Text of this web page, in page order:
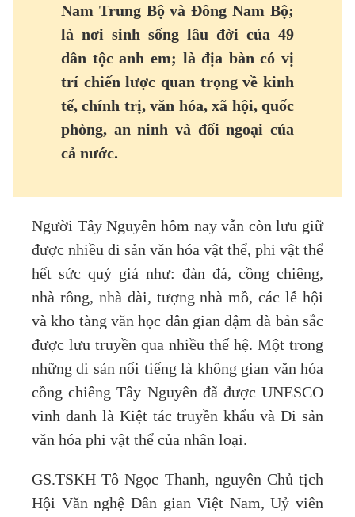
Nam Trung Bộ và Đông Nam Bộ;
là nơi sinh sống lâu đời của 49
dân tộc anh em; là địa bàn có vị
trí chiến lược quan trọng về kinh
tế, chính trị, văn hóa, xã hội, quốc
phòng, an ninh và đối ngoại của
cả nước.
Người Tây Nguyên hôm nay vẫn còn lưu giữ
được nhiều di sản văn hóa vật thể, phi vật thể
hết sức quý giá như: đàn đá, cồng chiêng,
nhà rông, nhà dài, tượng nhà mồ, các lễ hội
và kho tàng văn học dân gian đậm đà bản sắc
được lưu truyền qua nhiều thế hệ. Một trong
những di sản nổi tiếng là không gian văn hóa
cồng chiêng Tây Nguyên đã được UNESCO
vinh danh là Kiệt tác truyền khẩu và Di sản
văn hóa phi vật thể của nhân loại.
GS.TSKH Tô Ngọc Thanh, nguyên Chủ tịch
Hội Văn nghệ Dân gian Việt Nam, Uỷ viên